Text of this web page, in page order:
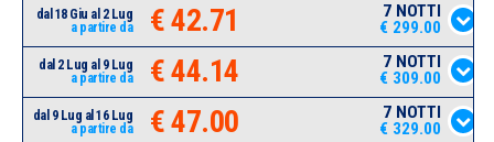
dal 18 Giu al 2 Lug
a partire da
€ 42.71
7 NOTTI
€ 299.00
dal 2 Lug al 9 Lug
a partire da
€ 44.14
7 NOTTI
€ 309.00
dal 9 Lug al 16 Lug
a partire da
€ 47.00
7 NOTTI
€ 329.00